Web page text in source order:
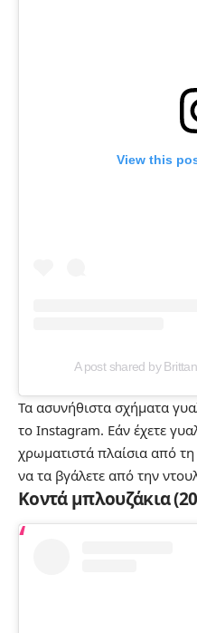
View this
A post shared by
Τα ασυνήθιστα σχήματα
το Instagram. Εάν έχετε
χρωματιστά πλαίσια από
να τα βγάλετε από την
Κοντά μπλουζάκια